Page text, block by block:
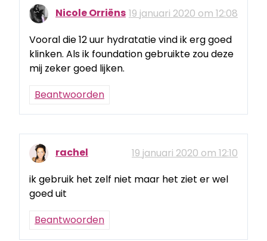
Nicole Orriëns 19 januari 2020 om 12:08
Vooral die 12 uur hydratatie vind ik erg goed
klinken. Als ik foundation gebruikte zou deze
mij zeker goed lijken.
Beantwoorden
rachel
19 januari 2020 om 12:10
ik gebruik het zelf niet maar het ziet er wel
goed uit
Beantwoorden